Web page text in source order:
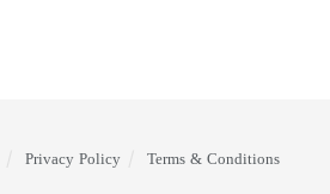
Privacy Policy Terms & Conditions